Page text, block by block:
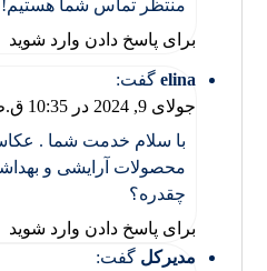
منتظر تماس شما هستیم!
برای پاسخ دادن وارد شوید
elina گفت:
جولای 9, 2024 در 10:35 ق.ظ
با سلام خدمت شما .
محصولات آرایشی و
چقدره؟
برای پاسخ دادن وارد شوید
مدیرکل گفت: